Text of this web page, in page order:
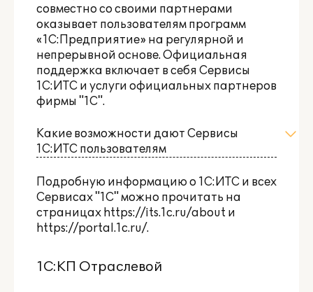
совместно со своими партнерами
оказывает пользователям программ
«1С:Предприятие» на регулярной и
непрерывной основе. Официальная
поддержка включает в себя Сервисы
1С:ИТС и услуги официальных партнеров
фирмы "1С".
Какие возможности дают Сервисы
1С:ИТС пользователям
Подробную информацию о 1С:ИТС и всех
Сервисах "1С" можно прочитать на
страницах https://its.1c.ru/about и
https://portal.1c.ru/.
1С:КП Отраслевой